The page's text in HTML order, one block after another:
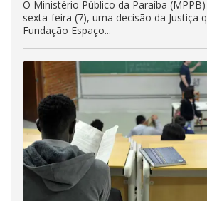
O Ministério Público da Paraíba
sexta-feira (7), uma decisão da Justiça
Fundação Espaço...